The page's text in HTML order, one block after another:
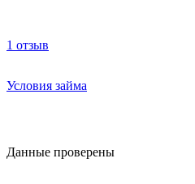
1 отзыв
Условия займа
Данные проверены